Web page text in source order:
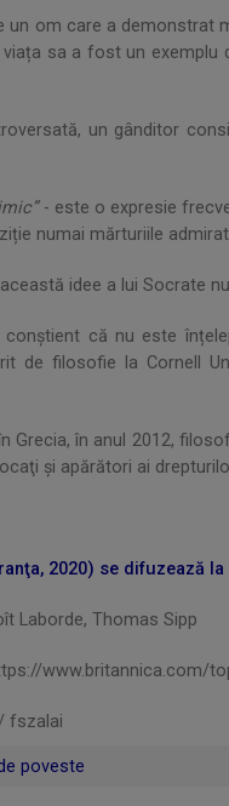
un om care a demonstrat
sa a fost un
un gânditor
- este o expresie
numai mărturiile
idee a lui Socrate
că nu este
de filosofie la Cornell
în anul 2012,
şi apărători ai
2020) se difuzează
Laborde, Thomas Sipp
www.britannica.com/
fszalai
poveste